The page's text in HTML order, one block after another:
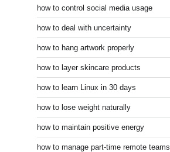
how to control social media usage
how to deal with uncertainty
how to hang artwork properly
how to layer skincare products
how to learn Linux in 30 days
how to lose weight naturally
how to maintain positive energy
how to manage part-time remote teams